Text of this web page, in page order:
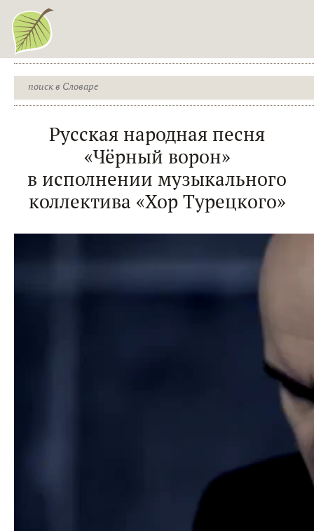
Русская народная песня
«Чёрный ворон»
в исполнении музыкального
коллектива «Хор Турецкого»